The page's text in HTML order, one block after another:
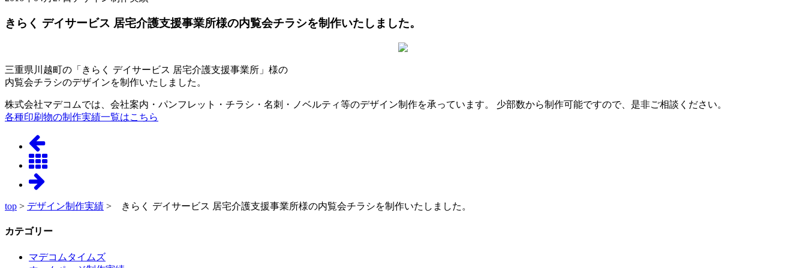
きらく デイサービス 居宅介護支援事業所様の内覧会チラシを制作いたしました。
三重県川越町の「きらく デイサービス 居宅介護支援事業所」様の
内覧会チラシのデザインを制作いたしました。
株式会社マデコムでは、会社案内・パンフレット・チラシ・名刺・ノベルティ等のデザイン制作を承っています。 少部数から制作可能ですので、是非ご相談ください。
各種印刷物の制作実績一覧はこちら
top > デザイン制作実績 > きらく デイサービス 居宅介護支援事業所様の内覧会チラシを制作いたしました。
カテゴリー
マデコムタイムズ